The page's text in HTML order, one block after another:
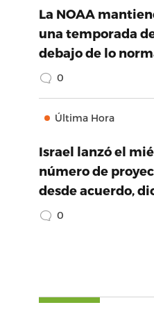
La NOAA
una temporada
debajo de lo
0
Última Hora
Israel lanzó el
número de
desde acuerdo,
0